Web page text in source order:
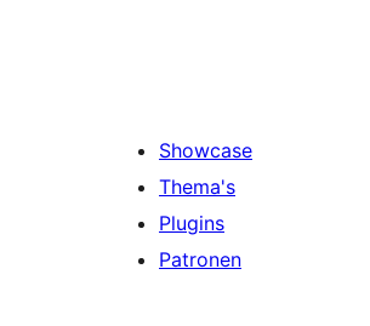
Showcase
Thema's
Plugins
Patronen